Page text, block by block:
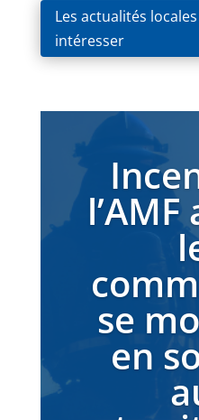
Les actualités
intéresser
se
en